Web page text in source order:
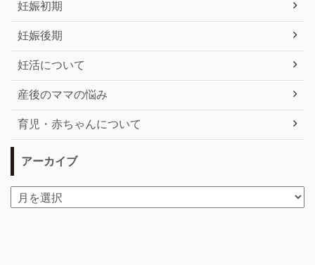
妊娠初期
妊娠後期
妊活について
産後のママの悩み
育児・赤ちゃんについて
アーカイブ